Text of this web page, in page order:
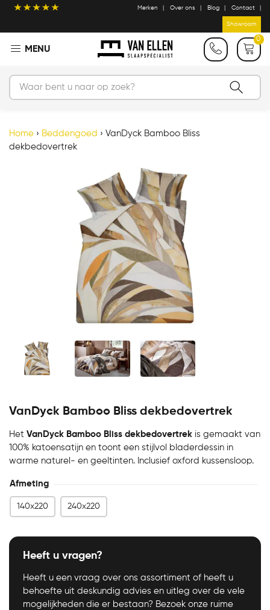
Merken Over ons Blog Contact
Showroom
0
Home › Beddengoed › VanDyck Bamboo Bliss
dekbedovertrek
VanDyck Bamboo Bliss dekbedovertrek
Het VanDyck Bamboo Bliss dekbedovertrek is gemaakt van
100% katoensatijn en toont een stijlvol bladerdessin in
warme naturel- en geeltinten. Inclusief oxford kussensloop.
Afmeting
140x220 240x220
Heeft u vragen?
Heeft u een vraag over ons assortiment of heeft u
behoefte uit deskundig advies en uitleg over de vele
mogelijkheden die er bestaan? Bezoek onze ruime